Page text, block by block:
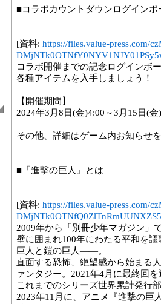
■コラボカウントダウンログインボ
[資料: https://files.value-press.com/
コラボ開催までの記念ログインボ
各種アイテムを入手しましょう！
【開催期間】
2024年3月8日(金)4:00～3月15日(金
その他、詳細はゲーム内お知らせ
■『進撃の巨人』とは
[資料: https://files.value-press.com/
2009年から「別冊少年マガジン」
壁に囲まれ100年にわたる平和を
巨人と鎧の巨人――。
直面する恐怖、絶望感から始まる
ァンタジー。2021年4月に最終回
これまでのシリーズ世界累計発行
2023年11月に、アニメ『進撃の巨